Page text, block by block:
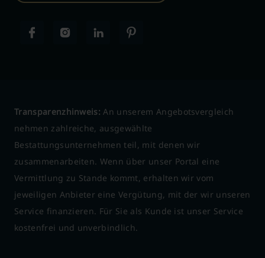
Transparenzhinweis: An unserem Angebotsvergleich
nehmen zahlreiche, ausgewählte
Bestattungsunternehmen teil, mit denen wir
zusammenarbeiten. Wenn über unser Portal eine
Vermittlung zu Stande kommt, erhalten wir vom
jeweiligen Anbieter eine Vergütung, mit der wir unseren
Service finanzieren. Für Sie als Kunde ist unser Service
kostenfrei und unverbindlich.